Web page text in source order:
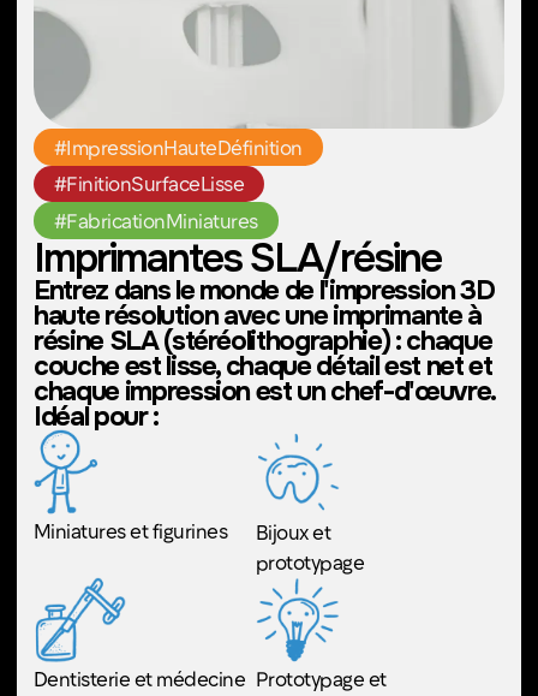
#GravurePersonnalisée
#DécoupeDePrécision
#TravailCréatifAuLaser
Découpeuse / imprimante
laser 3D
Découvrez la découpe laser avec notre
Glowforge PRO et créez des designs
personnalisés en rainurant, découpant ou
gravant des matériaux tels que le bois,
l'acrylique, le tissu, le cuir et bien d'autres
encore. Idéal pour le travail, l'art ou les
projets quotidiens !
Idéal pour :
Concevoir et créer des
cadeaux personnalisés
pour vos proches
Décorations
murales telles que
desenseignes